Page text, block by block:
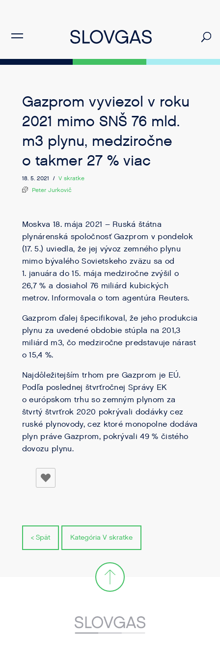
Gazprom vyviezol v roku
2021 mimo SNŠ 76 mld.
m3 plynu, medziročne
o takmer 27 % viac
18. 5. 2021 / V skratke
Peter Jurkovič
Moskva 18. mája 2021 – Ruská štátna
plynárenská spoločnosť Gazprom v pondelok
(17. 5.) uviedla, že jej vývoz zemného plynu
mimo bývalého Sovietskeho zväzu sa od
1. januára do 15. mája medziročne zvýšil o
26,7 % a dosiahol 76 miliárd kubických
metrov. Informovala o tom agentúra Reuters.
Gazprom ďalej špecifikoval, že jeho produkcia
plynu za uvedené obdobie stúpla na 201,3
miliárd m3, čo medziročne predstavuje nárast
o 15,4 %.
Najdôležitejším trhom pre Gazprom je EÚ.
Podľa poslednej štvrťročnej Správy EK
o európskom trhu so zemným plynom za
štvrtý štvrťrok 2020 pokrývali dodávky cez
ruské plynovody, cez ktoré monopolne dodáva
plyn práve Gazprom, pokrývali 49 % čistého
dovozu plynu.
< Spät Kategória V skratke